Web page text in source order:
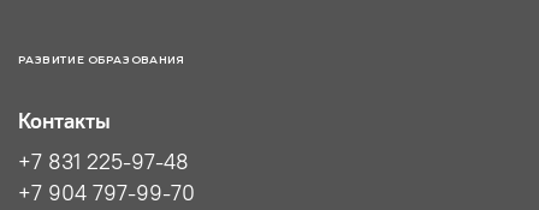
РАЗВИТИЕ ОБРАЗОВАНИЯ
Контакты
+7 831 225-97-48
+7 904 797-99-70